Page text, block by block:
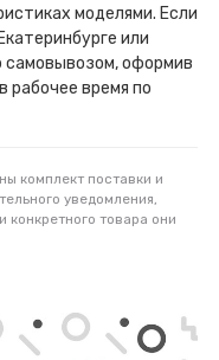
моделями. Если
или
самовывозом, оформив
рабочее время по
комплект поставки и
уведомления,
конкретного товара они